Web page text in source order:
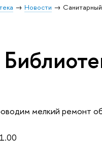
Новости
мелкий ремонт